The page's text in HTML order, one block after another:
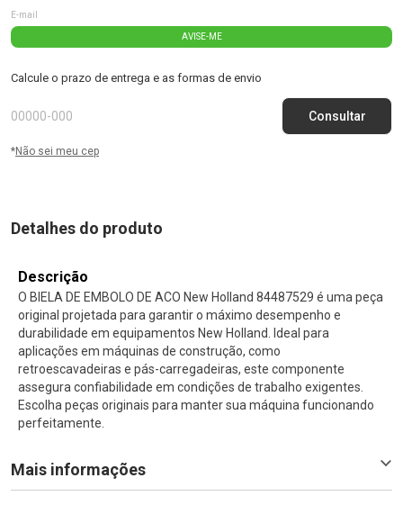
AVISE-ME
Calcule o prazo de entrega e as formas de envio
*Não sei meu cep
Detalhes do produto
Descrição
O BIELA DE EMBOLO DE ACO New Holland 84487529 é uma peça
original projetada para garantir o máximo desempenho e
durabilidade em equipamentos New Holland. Ideal para
aplicações em máquinas de construção, como
retroescavadeiras e pás-carregadeiras, este componente
assegura confiabilidade em condições de trabalho exigentes.
Escolha peças originais para manter sua máquina funcionando
perfeitamente.
Mais informações